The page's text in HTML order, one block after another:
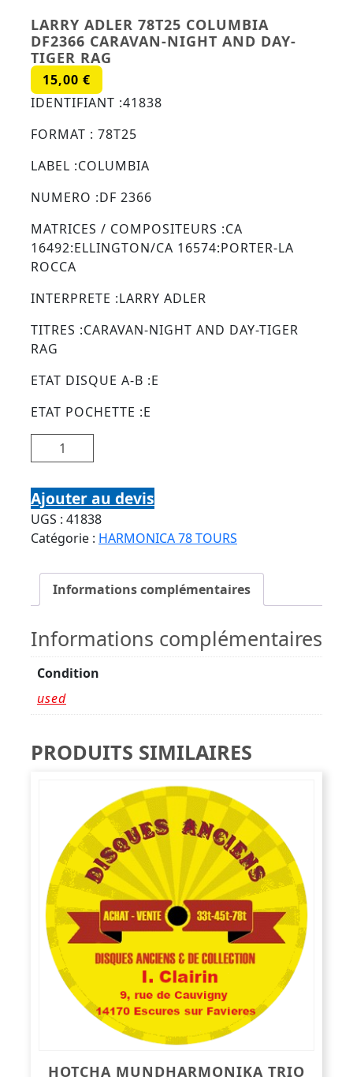
LARRY ADLER 78T25 COLUMBIA
DF2366 CARAVAN-NIGHT AND DAY-
TIGER RAG
15,00 €
IDENTIFIANT :41838
FORMAT : 78T25
LABEL :COLUMBIA
NUMERO :DF 2366
MATRICES / COMPOSITEURS :CA
16492:ELLINGTON/CA 16574:PORTER-LA
ROCCA
INTERPRETE :LARRY ADLER
TITRES :CARAVAN-NIGHT AND DAY-TIGER
RAG
ETAT DISQUE A-B :E
ETAT POCHETTE :E
quantité de LARRY ADLER 78T25 COLUMBIA
DF2366 CARAVAN-NIGHT AND DAY-TIGER RAG
Ajouter au devis
UGS : 41838
Catégorie : HARMONICA 78 TOURS
Informations complémentaires
Informations complémentaires
Condition
used
PRODUITS SIMILAIRES
HOTCHA MUNDHARMONIKA TRIO